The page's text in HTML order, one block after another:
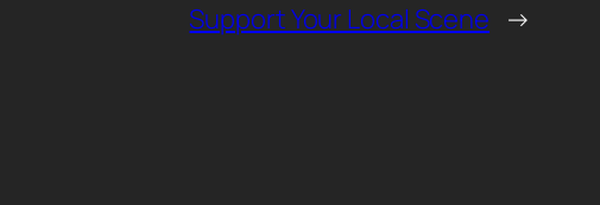
Support Your Local Scene →